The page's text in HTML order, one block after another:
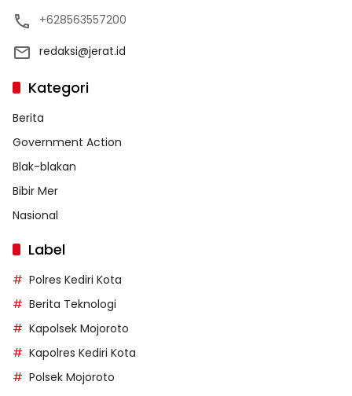
+628563557200
redaksi@jerat.id
Kategori
Berita
Government Action
Blak-blakan
Bibir Mer
Nasional
Label
Polres Kediri Kota
Berita Teknologi
Kapolsek Mojoroto
Kapolres Kediri Kota
Polsek Mojoroto